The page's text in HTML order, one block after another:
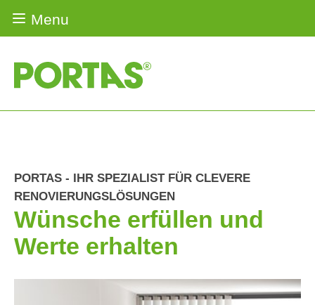
Lösungen
Über
Jobs
&
PORTAS - IHR SPEZIALIST FÜR CLEVERE
RENOVIERUNGSLÖSUNGEN
Wünsche erfüllen und
Werte erhalten
Menu
Renovierungs-Lösungen
Küchenrenovierung
Treppenrenovierung
Fensterrenovierung